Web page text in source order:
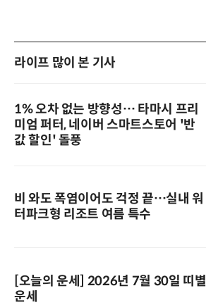
라이프 많이 본 기사
1% 오차 없는 방향성… 타마시 프리
미엄 퍼터, 네이버 스마트스토어 '반
값 할인' 돌풍
비 와도 폭염이어도 걱정 끝…실내 워
터파크형 리조트 여름 특수
[오늘의 운세] 2026년 7월 30일 띠별
운세